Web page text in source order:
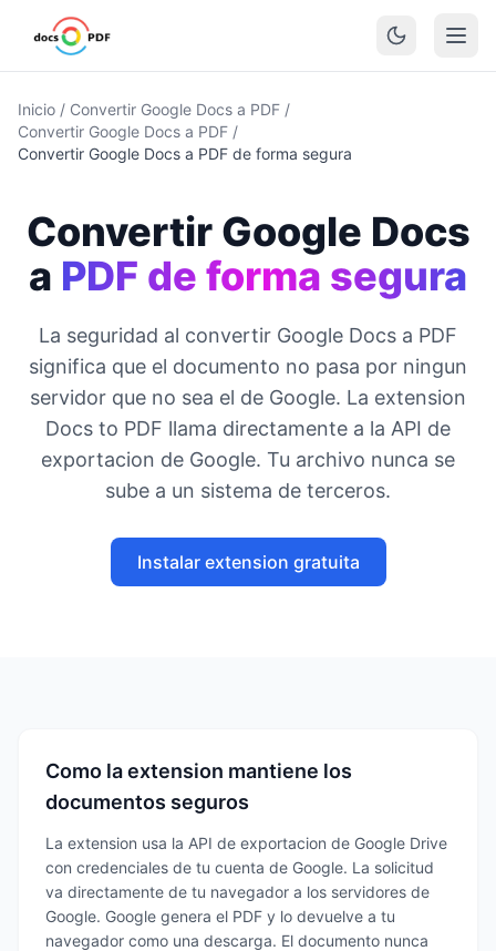
Inicio / Convertir Google Docs a PDF /
Convertir Google Docs a PDF /
Convertir Google Docs a PDF de forma segura
Convertir Google Docs
a PDF de forma segura
La seguridad al convertir Google Docs a PDF
significa que el documento no pasa por ningun
servidor que no sea el de Google. La extension
Docs to PDF llama directamente a la API de
exportacion de Google. Tu archivo nunca se
sube a un sistema de terceros.
Instalar extension gratuita
Como la extension mantiene los
documentos seguros
La extension usa la API de exportacion de Google Drive
con credenciales de tu cuenta de Google. La solicitud
va directamente de tu navegador a los servidores de
Google. Google genera el PDF y lo devuelve a tu
navegador como una descarga. El documento nunca